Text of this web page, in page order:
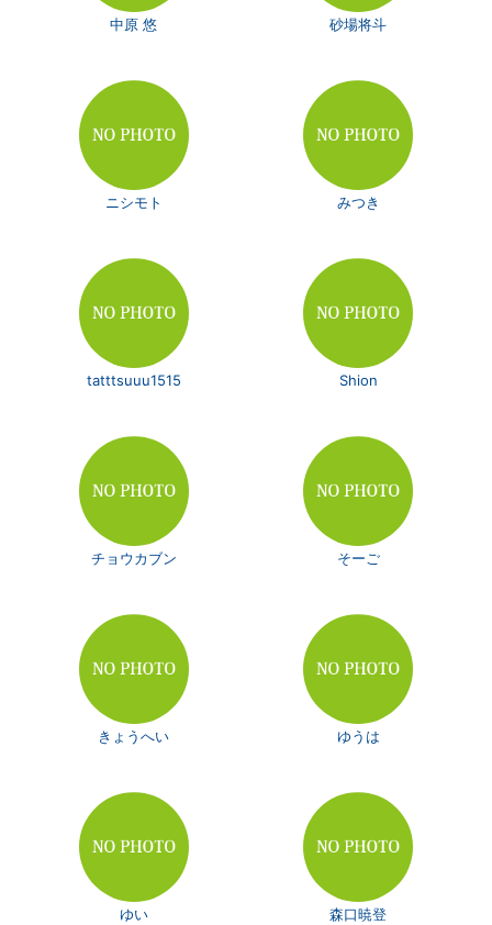
中原 悠 砂場将斗
ニシモト みつき
tatttsuuu1515 Shion
チョウカブン そーご
きょうへい ゆうは
ゆい 森口暁登